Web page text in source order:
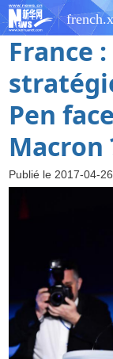
France
Pen
Macron
Publié le 2017-04-